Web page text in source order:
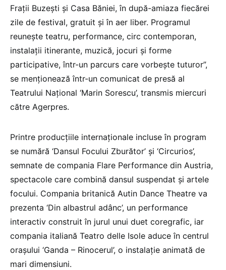
Fraţii Buzeşti şi Casa Băniei, în după-amiaza fiecărei
zile de festival, gratuit şi în aer liber. Programul
reuneşte teatru, performance, circ contemporan,
instalaţii itinerante, muzică, jocuri şi forme
participative, într-un parcurs care vorbeşte tuturor”,
se menţionează într-un comunicat de presă al
Teatrului Naţional ‘Marin Sorescu’, transmis miercuri
către Agerpres.
Printre producţiile internaţionale incluse în program
se numără ‘Dansul Focului Zburător’ şi ‘Circurios’,
semnate de compania Flare Performance din Austria,
spectacole care combină dansul suspendat şi artele
focului. Compania britanică Autin Dance Theatre va
prezenta ‘Din albastrul adânc’, un performance
interactiv construit în jurul unui duet coregrafic, iar
compania italiană Teatro delle Isole aduce în centrul
oraşului ‘Ganda – Rinocerul’, o instalaţie animată de
mari dimensiuni.